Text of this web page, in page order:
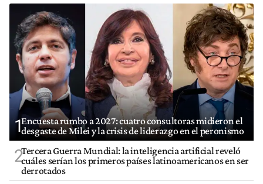
1Encuesta rumbo a 2027: cuatro consultoras midieron el
desgaste de Milei y la crisis de liderazgo en el peronismo
2Tercera Guerra Mundial: la inteligencia artificial reveló
cuáles serían los primeros países latinoamericanos en ser
derrotados